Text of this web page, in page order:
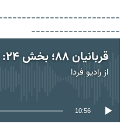
-------------------
قربانیان ۸۸؛ بخش ۲۴: عبدالرضا سودبخش
ازرادیو فردا
10:56